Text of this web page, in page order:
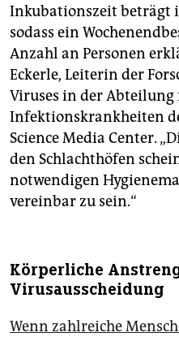
Inkubationszeit beträgt
sodass ein
Anzahl an Personen
Eckerle, Leiterin der
Viruses in der
Infektionskrankheiten
Science Media Center.
den Schlachthöfen
notwendigen
vereinbar zu sein.“
Körperliche
Virusausscheidung
Wenn zahlreiche